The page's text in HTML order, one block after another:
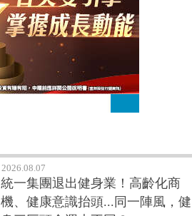
2026.08.07
統一集團退出健身業！高齡化商
機、健康意識抬頭...同一陣風，健